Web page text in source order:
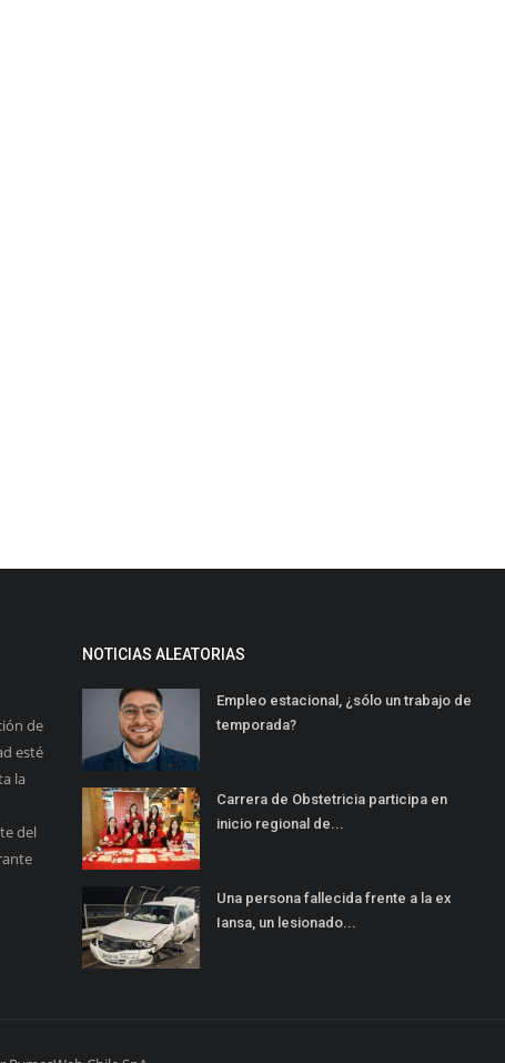
de
esté
la
del
NOTICIAS ALEATORIAS
Empleo estacional, ¿sólo un trabajo de
temporada?
Carrera de Obstetricia participa en
inicio regional de...
Una persona fallecida frente a la ex
Iansa, un lesionado...